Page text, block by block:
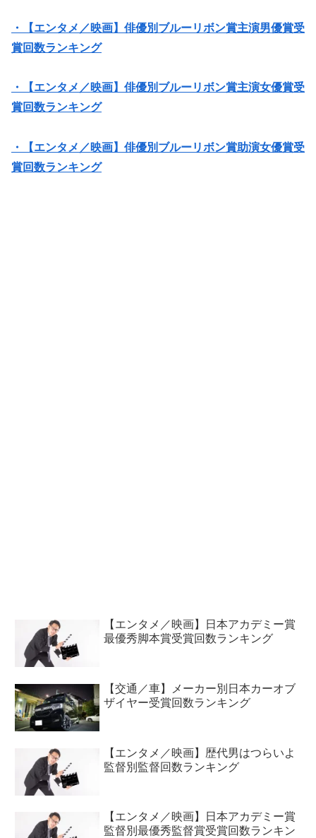
・【エンタメ／映画】俳優別ブルーリボン賞主演男優賞受
賞回数ランキング
・【エンタメ／映画】俳優別ブルーリボン賞主演女優賞受
賞回数ランキング
・【エンタメ／映画】俳優別ブルーリボン賞助演女優賞受
賞回数ランキング
【エンタメ／映画】日本アカデミー賞
最優秀脚本賞受賞回数ランキング
【交通／車】メーカー別日本カーオブ
ザイヤー受賞回数ランキング
【エンタメ／映画】歴代男はつらいよ
監督別監督回数ランキング
【エンタメ／映画】日本アカデミー賞
監督別最優秀監督賞受賞回数ランキン